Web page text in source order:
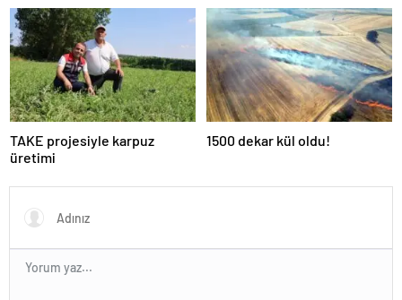
TAKE projesiyle karpuz
üretimi
1500 dekar kül oldu!